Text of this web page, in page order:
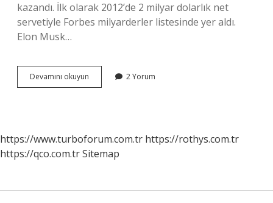
kazandı. İlk olarak 2012’de 2 milyar dolarlık net
servetiyle Forbes milyarderler listesinde yer aldı.
Elon Musk…
Devamını okuyun
Nasıl
2 Yorum
https://www.turboforum.com.tr https://rothys.com.tr
https://qco.com.trSitemap